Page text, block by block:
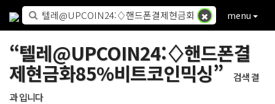
menu
“텔레@UPCOIN24:♢핸드폰결
제현금화85%비트코인믹싱”
검색 결
과 입니다